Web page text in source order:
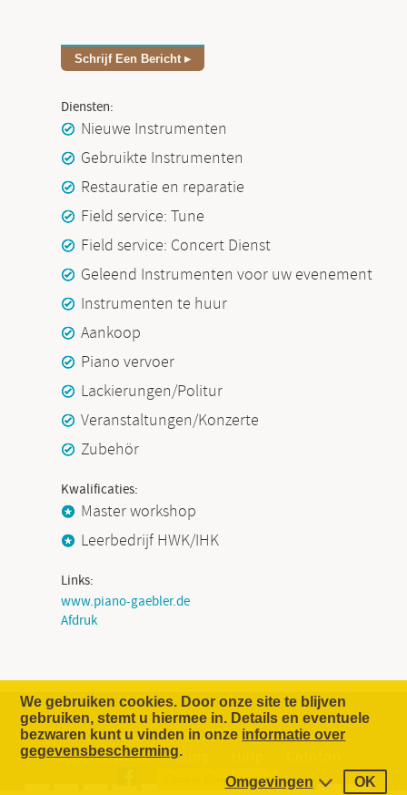
Schrijf Een Bericht
Diensten:
Nieuwe Instrumenten
Gebruikte Instrumenten
Restauratie en reparatie
Field service: Tune
Field service: Concert Dienst
Geleend Instrumenten voor uw evenement
Instrumenten te huur
Aankoop
Piano vervoer
Lackierungen/Politur
Veranstaltungen/Konzerte
Zubehör
Kwalificaties:
Master workshop
Leerbedrijf HWK/IHK
Links:
www.piano-gaebler.de
Afdruk
Het Concept Onderneming
Contact
Gegevensbescherming
Cookie Omgevingen
We gebruiken cookies. Door onze site te blijven
gebruiken, stemt u hiermee in. Details en eventuele
bezwaren kunt u vinden in onze informatie over
gegevensbescherming.
Omgevingen
OK